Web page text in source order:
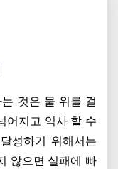
것은 물 위를 걸
어지고 익사 할 수
성하기 위해서는
않으면 실패에 빠